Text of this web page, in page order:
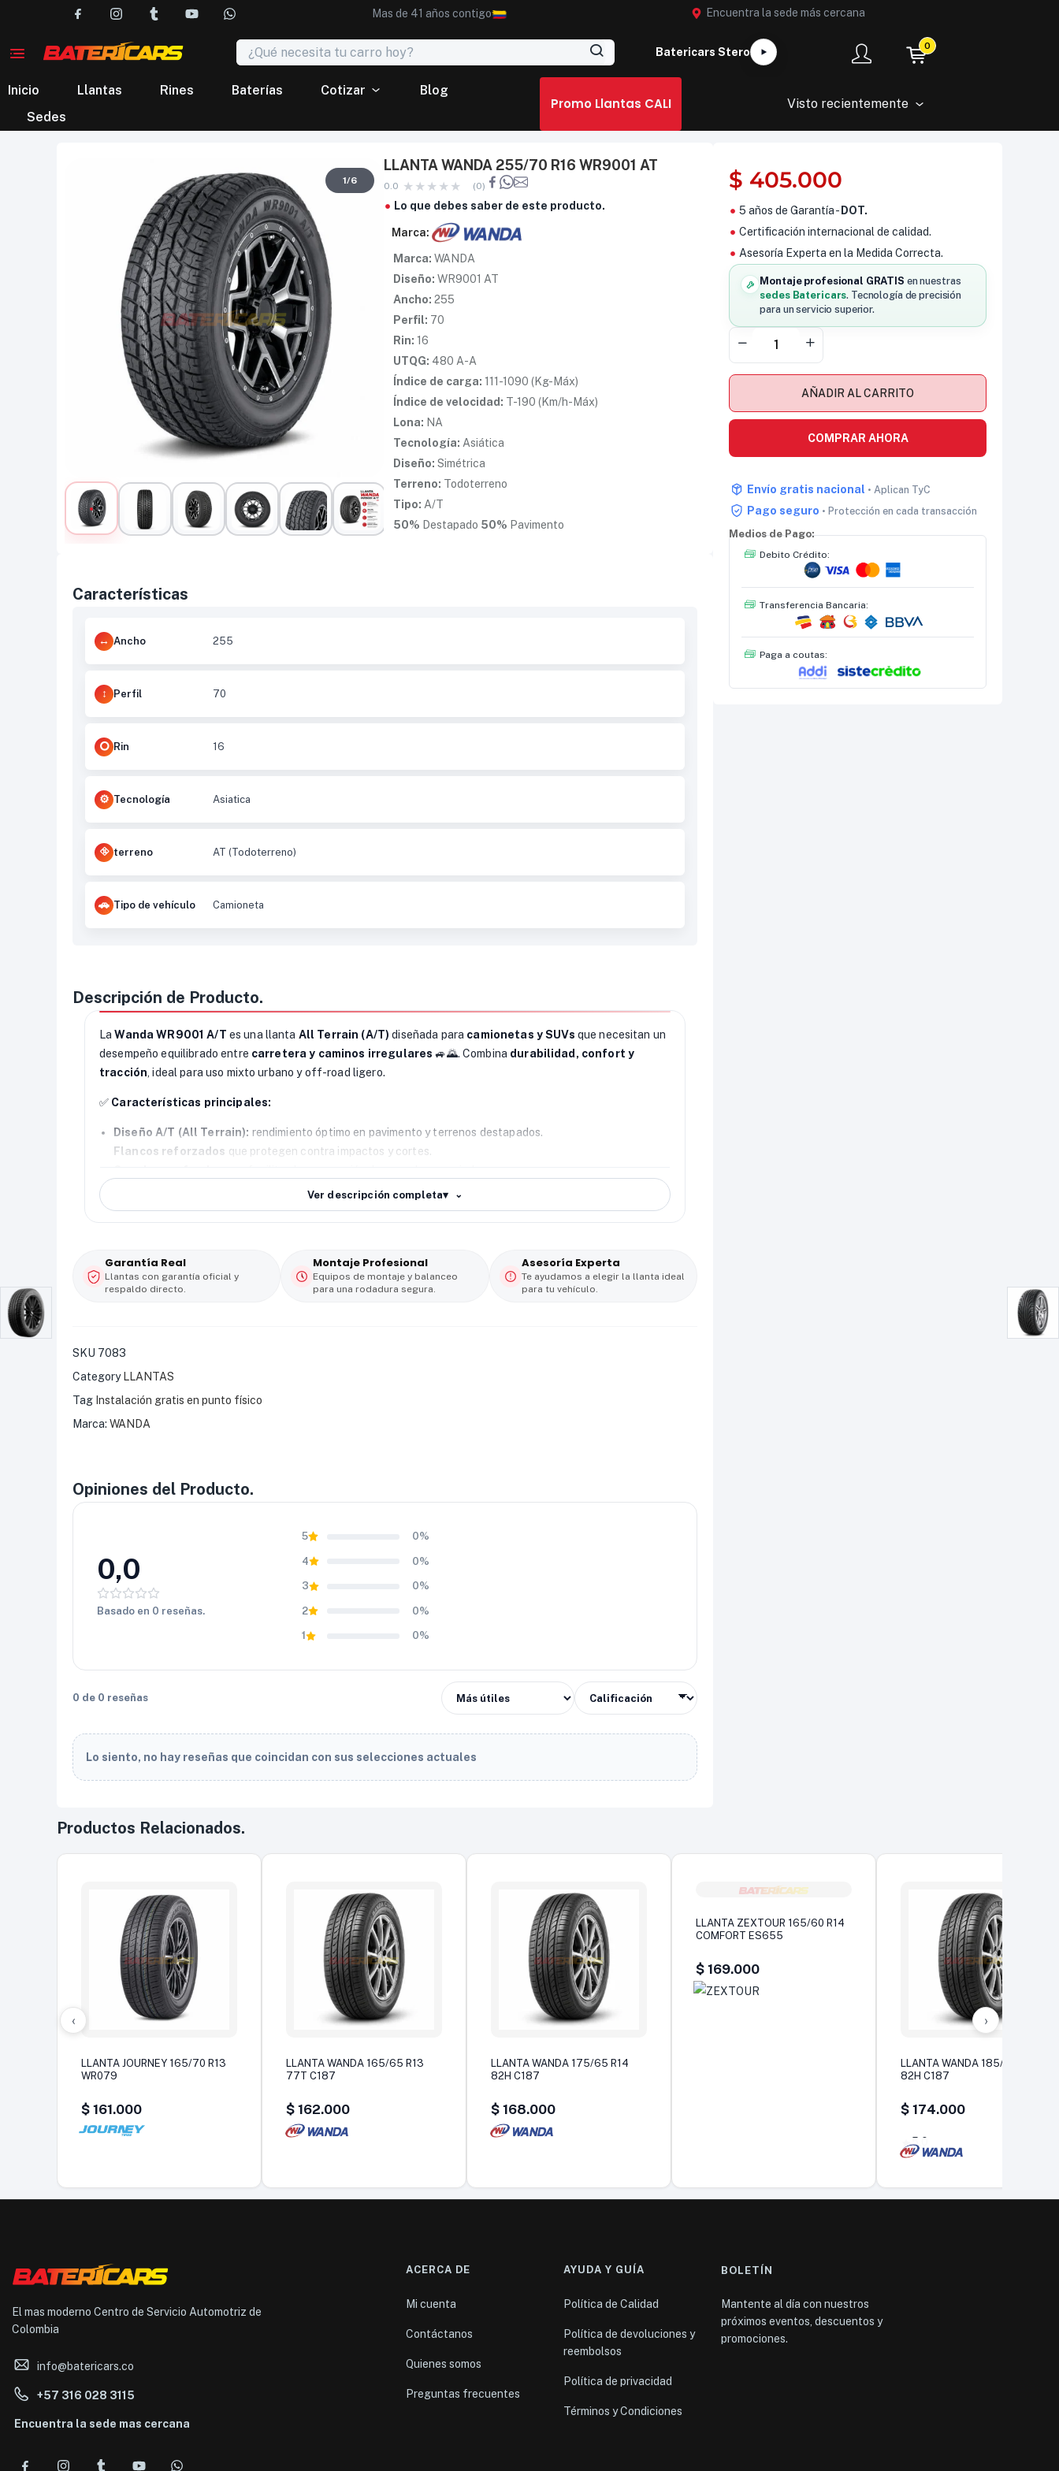
Mas de 41 años contigo Encuentra la sede más cercana
Batericars Stero 0
Inicio Llantas Rines Baterías Cotizar
Blog
Sedes
Promo Llantas CALI Visto recientemente
1/6
LLANTA WANDA 255/70 R16 WR9001 AT
0.0 (0)
Lo que debes saber de este producto.
Marca:
Marca: WANDA
Diseño: WR9001 AT
Ancho: 255
Perfil: 70
Rin: 16
UTQG: 480 A-A
Índice de carga: 111-1090 (Kg-Máx)
Índice de velocidad: T-190 (Km/h-Máx)
Lona: NA
Tecnología: Asiática
Diseño: Simétrica
Terreno: Todoterreno
Tipo: A/T
50% Destapado 50% Pavimento
Características
Ancho 255
Perfil 70
Rin 16
Tecnología Asiatica
terreno AT (Todoterreno)
Tipo de vehículo Camioneta
Descripción de Producto.
LaWanda WR9001 A/T es una llanta All Terrain (A/T) diseñada para camionetas y SUVs que necesitan un
desempeño equilibrado entre carretera y caminos irregulares 🚙🌄. Combina durabilidad, confort y
tracción , ideal para uso mixto urbano y off-road ligero.
✅ Características principales:
Diseño A/T (All Terrain): rendimiento óptimo en pavimento y terrenos destapados.
Flancos reforzados que protegen contra impactos y cortes.
, incluso en trayectos largos.
⚙️ Modelo:
WR9001 A/T
📏Medida: 255/70 R16
Ver descripción completa▾
Garantía Real
Llantas con garantía oficial y
respaldo directo.
Montaje Profesional
Equipos de montaje y balanceo
para una rodadura segura.
Asesoría Experta
Te ayudamos a elegir la llanta ideal
para tu vehículo.
SKU 7083
Category LLANTAS
Tag Instalación gratis en punto físico
Marca: WANDA
Opiniones del Producto.
0,0
Basado en 0 reseñas.
5 0%
4 0%
3 0%
2 0%
1 0%
0 de 0 reseñas
Lo siento, no hay reseñas que coincidan con sus selecciones actuales
$ 405.000
5 años de Garantía - DOT.
Certificación internacional de calidad.
Asesoría Experta en la Medida Correcta.
Montaje profesional GRATIS en nuestras
sedes Batericars. Tecnología de precisión
para un servicio superior.
AÑADIR AL CARRITO
COMPRAR AHORA
Envío gratis nacional • Aplican TyC
Pago seguro • Protección en cada transacción
Medios de Pago:
Debito Crédito:
Transferencia Bancaria:
Paga a coutas:
Productos Relacionados.
‹
LLANTA JOURNEY 165/70 R13
WR079
$ 161.000
LLANTA WANDA 165/65 R13
77T C187
$ 162.000
LLANTA WANDA 175/65 R14
82H C187
$ 168.000
LLANTA ZEXTOUR 165/60 R14
COMFORT ES655
$ 169.000
LLANTA WANDA 185/60 R14
82H C187
$ 174.000
5,0
›
El mas moderno Centro de Servicio Automotriz de
Colombia
info@batericars.co
+57 316 028 3115
Encuentra la sede mas cercana
ACERCA DE
Mi cuenta
Contáctanos
Quienes somos
Preguntas frecuentes
AYUDA Y GUÍA
Política de Calidad
Política de devoluciones y
reembolsos
Política de privacidad
Términos y Condiciones
BOLETÍN
Mantente al día con nuestros
próximos eventos, descuentos y
promociones.